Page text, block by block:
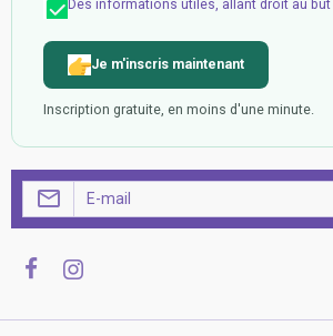
Des informations utiles, allant droit au but
Je m'inscris maintenant
Inscription gratuite, en moins d'une minute.